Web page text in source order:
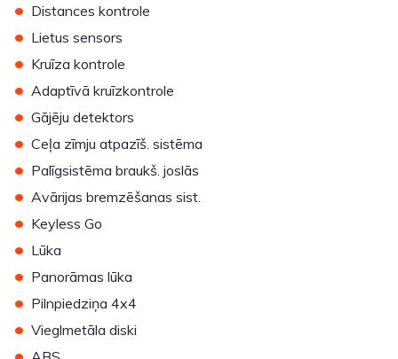
• Distances kontrole
• Lietus sensors
• Kruīza kontrole
• Adaptīvā kruīzkontrole
• Gājēju detektors
• Ceļa zīmju atpazīš. sistēma
• Palīgsistēma braukš. joslās
• Avārijas bremzēšanas sist.
• Keyless Go
• Lūka
• Panorāmas lūka
• Pilnpiedziņa 4x4
• Vieglmetāla diski